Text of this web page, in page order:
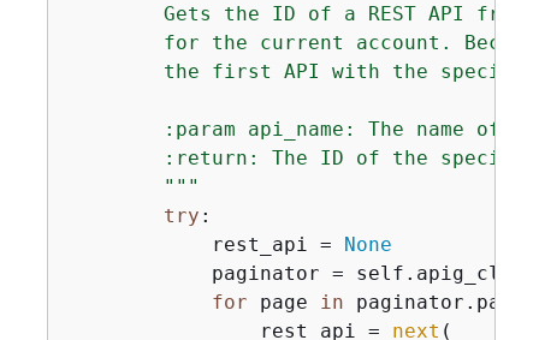
Gets the ID of a REST API
for the current account.
the first API with the
:param api_name: The name of
:return: The ID of the
        """
try :
            rest_api =
None
paginator =
for page in
                rest_api =
next (